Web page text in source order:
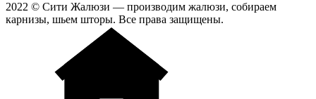
2022 © Сити Жалюзи — производим жалюзи, собираем
карнизы, шьем шторы. Все права защищены.